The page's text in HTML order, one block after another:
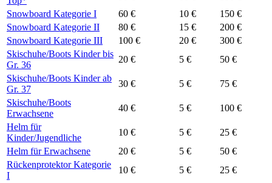
Snowboard Kategorie I
60 € 10 €
150 €
Snowboard Kategorie II
80 € 15 €
200 €
Snowboard Kategorie III
100 € 20 €
300 €
Skischuhe/Boots Kinderbis
Gr. 36
20 € 5 €
50 €
Skischuhe/Boots Kinderab
Gr. 37
30 € 5 €
75 €
Skischuhe/Boots
Erwachsene
40 € 5 €
100 €
Helm für
Kinder/Jugendliche
10 € 5 €
25 €
Helm für Erwachsene
20 € 5 €
50 €
Rückenprotektor Kategorie
I
10 € 5 €
25 €